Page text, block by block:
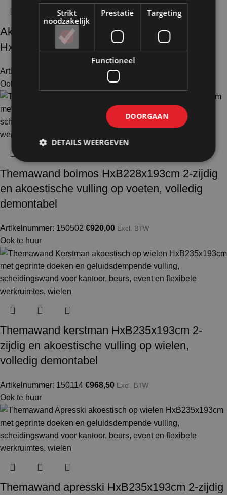
Akoestische wand vilt witgrijs op voeten
HxB190x130cm
Artikelnummer: 155100 444,00 Excl. BTW
Ook te huur
Themawand bolmos HxB228x193cm 2-zijdig
en akoestische vulling op voeten, volledig
demontabel
Artikelnummer: 150502 €920,00 Excl. BTW
Ook te huur
Themawand kerstman HxB235x193cm 2-
zijdig en akoestische vulling op wielen,
volledig demontabel
Artikelnummer: 150114 €968,50 Excl. BTW
Ook te huur
Themawand apresski HxB235x193cm 2-zijdig
Strikt
noodzakelijk
Prestatie Targeting
Functioneel
DOORGAAN
DETAILS WEERGEVEN